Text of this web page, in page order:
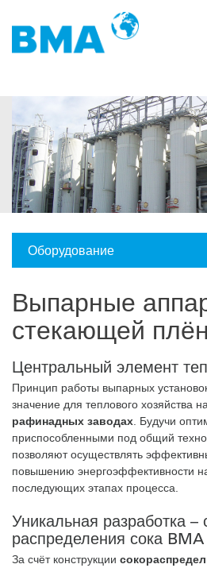
Оборудование
Выпарные
стекающей
Центральный элемент
Принцип работы выпарных
значение для теплового хозяйства на
рафинадных заводах . Будучи
приспособленными под общий
позволяют осуществлять
повышению энергоэффективности
последующих этапах процесса.
Уникальная разработка –
распределения сока BMA
За счёт конструкции